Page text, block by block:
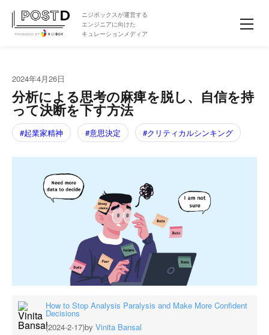
ニジボックスが運営する
エンジニアに向けた
キュレーションメディア
2024年4月26日
分析による思考の麻痺を脱し、自信を持
って決断を下す方法
起業家精神 意思決定 クリティカルシンキング
How to Stop Analysis Paralysis and Make More Confident
Decisions
(2024-2-17)by Vinita Bansal